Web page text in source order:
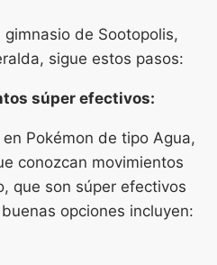
de Sootopolis,
sigue estos pasos:
súper efectivos:
Pokémon de tipo Agua,
conozcan movimientos
que son súper efectivos
opciones incluyen: